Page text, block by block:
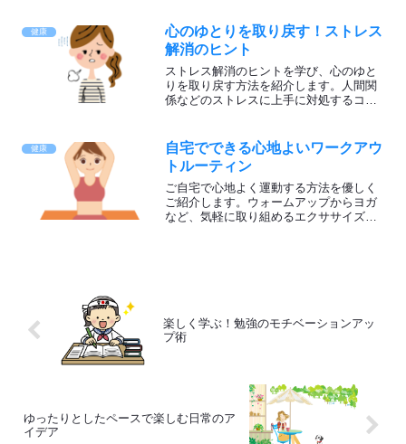
で心地よい眠りに包まれましょう。
健康
心のゆとりを取り戻す！ストレス
解消のヒント
ストレス解消のヒントを学び、心のゆと
りを取り戻す方法を紹介します。人間関
係などのストレスに上手に対処するコツ
を手に入れるためのヒントが満載です。
健康
自宅でできる心地よいワークアウ
トルーティン
ご自宅で心地よく運動する方法を優しく
ご紹介します。ウォームアップからヨガ
など、気軽に取り組めるエクササイズで
楽しく学ぶ！勉強のモチベーションアッ
プ術
ゆったりとしたペースで楽しむ日常のア
イデア